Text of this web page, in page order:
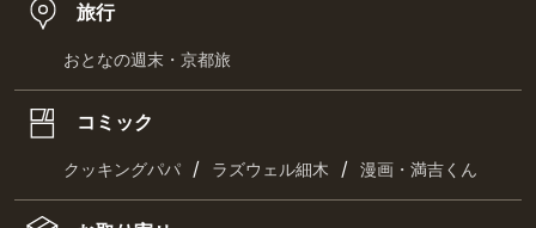
旅行
おとなの週末・京都旅
コミック
クッキングパパ / ラズウェル細木 / 漫画・満吉くん